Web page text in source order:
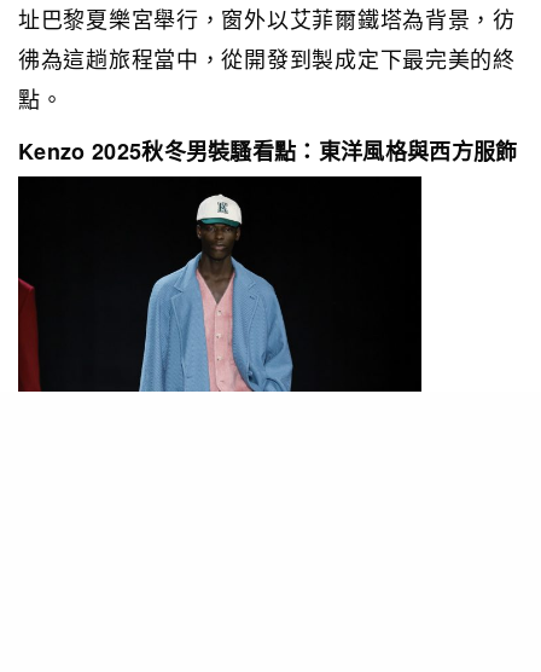
址巴黎夏樂宮舉行，窗外以艾菲爾鐵塔為背景，彷
彿為這趟旅程當中，從開發到製成定下最完美的終
點。
Kenzo 2025秋冬男裝騷看點：東洋風格與西方服飾